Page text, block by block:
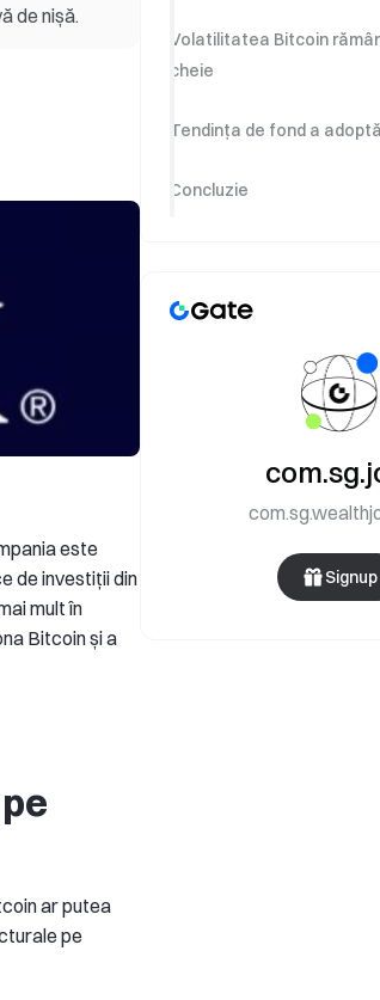
de nișă.
este
de investiții din
mult în
Bitcoin și a
ar putea
pe
Volatilitatea Bitcoin
cheie
Tendința de fond a
Concluzie
Signup